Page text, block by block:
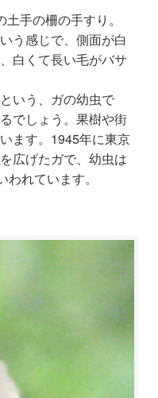
手の柵の手すり。
う感じで、側面が白
白くて長い毛がバサ
いう、ガの幼虫で
でしょう。果樹や街
ます。1945年に東京
広げたガで、幼虫は
われています。